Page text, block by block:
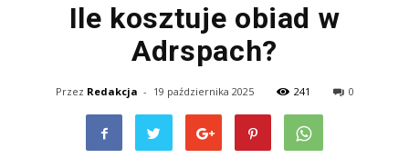
Ile kosztuje obiad w
Adrspach?
Przez Redakcja - 19 października 2025 241 0